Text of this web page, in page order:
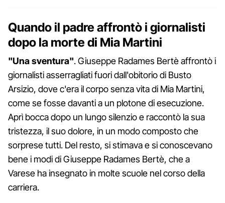
Quando il padre affrontò i giornalisti
dopo la morte di Mia Martini
"Una sventura". Giuseppe Radames Bertè affrontò i
giornalisti asserragliati fuori dall'obitorio di Busto
Arsizio, dove c'era il corpo senza vita di Mia Martini,
come se fosse davanti a un plotone di esecuzione.
Aprì bocca dopo un lungo silenzio e raccontò la sua
tristezza, il suo dolore, in un modo composto che
sorprese tutti. Del resto, si stimava e si conoscevano
bene i modi di Giuseppe Radames Bertè, che a
Varese ha insegnato in molte scuole nel corso della
carriera.